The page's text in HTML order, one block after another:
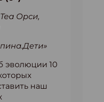
Орси,
эволюции 10
наш